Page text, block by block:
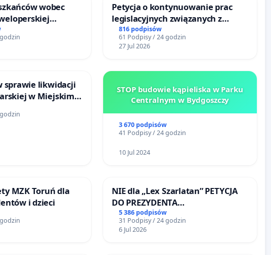
wobec
w rejonie
w Bielsku-
Petycja o kontynuowanie prac
legislacyjnych związanych z
reformą prawa rodzinnego
816 podpisów
61 Podpisy / 24 godzin
27 Jul 2026
sprawie likwidacji
w Miejskim
w Gdańsku
STOP budowie kąpieliska w Parku
Centralnym w Bydgoszczy
3 670 podpisów
41 Podpisy / 24 godzin
10 Jul 2024
MZK Toruń dla
i dzieci
NIE dla „Lex Szarlatan” PETYCJA
DO PREZYDENTA
RZECZYPOSPOLITEJ POLSKIEJ
5 386 podpisów
31 Podpisy / 24 godzin
6 Jul 2026